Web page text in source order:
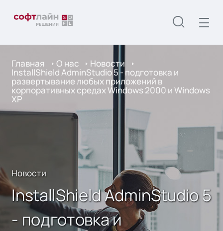
Главная О нас Новости
InstallShield AdminStudio 5 - подготовка и
развертывание любых приложений в
корпоративных средах Windows 2000 и Windows
XP
Новости
InstallShield AdminStudio 5
- подготовка и